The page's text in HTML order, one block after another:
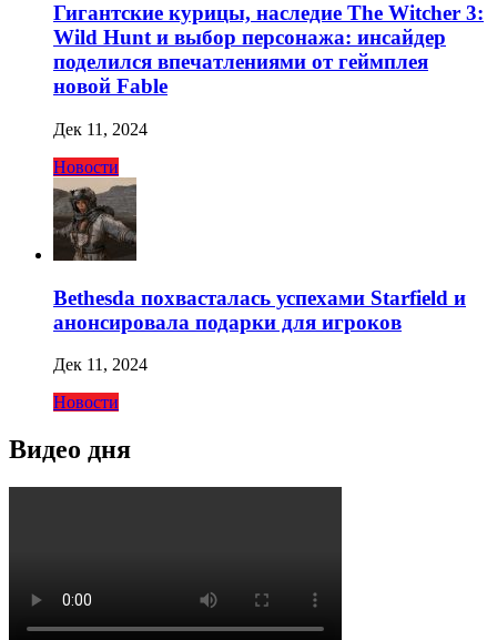
Гигантские курицы, наследие The Witcher 3:
Wild Hunt и выбор персонажа: инсайдер
поделился впечатлениями от геймплея
новой Fable
Дек 11, 2024
Новости
Bethesda похвасталась успехами Starfield и
анонсировала подарки для игроков
Дек 11, 2024
Новости
Видео дня